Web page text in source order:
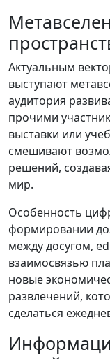
Актуальным
выступают
аудитория
прочими
выставки или
смешивают
решений,
мир.
Особенность
формировании
между досугом,
взаимосвязью
новые
развлечений,
сделаться